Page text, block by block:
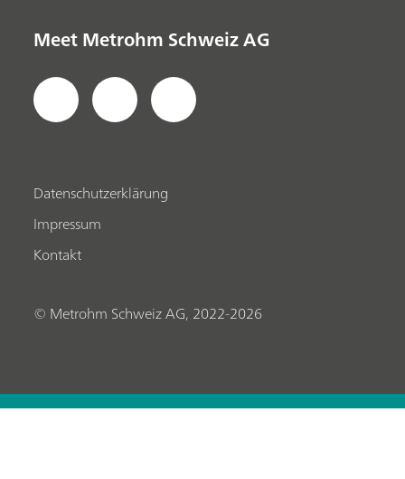
Meet Metrohm Schweiz AG
Datenschutzerklärung
Impressum
Kontakt
© Metrohm Schweiz AG, 2022-2026